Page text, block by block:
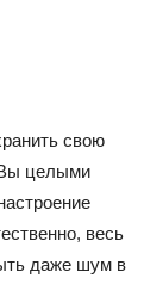
свою
Вы целыми
весь
даже шум в